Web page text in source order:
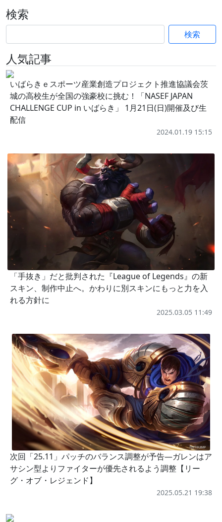
検索
検索
人気記事
いばらきｅスポーツ産業創造プロジェクト推進協議会茨
城の高校生が全国の強豪校に挑む！「NASEF JAPAN
CHALLENGE CUP in いばらき」 1月21日(日)開催及び生
配信
2024.01.19 15:15
「手抜き」だと批判された『League of Legends』の新
スキン、制作中止へ。かわりに別スキンにもっと力を入
れる方針に
2025.03.05 11:49
次回「25.11」パッチのバランス調整が予告―ガレンはア
サシン型よりファイターが優先されるよう調整【リー
グ・オブ・レジェンド】
2025.05.21 19:38